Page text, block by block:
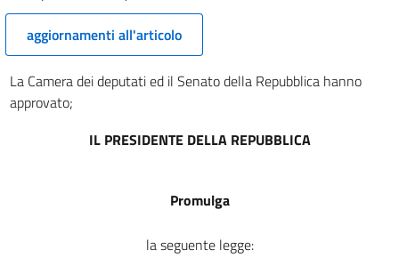
Prospetto di copertura
Prospetto di copertura
Tabelle
Tabelle
aggiornamenti all'articolo
La Camera dei deputati ed il Senato della Repubblica hanno
approvato;
IL PRESIDENTE DELLA REPUBBLICA
Promulga
la seguente legge: